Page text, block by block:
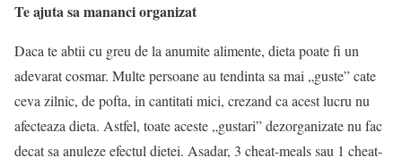
Te ajuta sa mananci organizat
Daca te abtii cu greu de la anumite alimente, dieta poate fi un
adevarat cosmar. Multe persoane au tendinta sa mai „guste” cate
ceva zilnic, de pofta, in cantitati mici, crezand ca acest lucru nu
afecteaza dieta. Astfel, toate aceste „gustari” dezorganizate nu fac
decat sa anuleze efectul dietei. Asadar, 3 cheat-meals sau 1 cheat-